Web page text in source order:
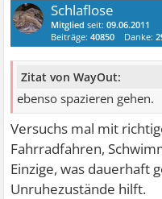
Schlaflose
Mitglied seit:09.06.2011
Beiträge:40850 Danke:
Zitat von WayOut:
ebenso spazieren gehen.
Versuchs mal mit
Fahrradfahren,
Einzige, was dauerhaft
Unruhezustände hilft.